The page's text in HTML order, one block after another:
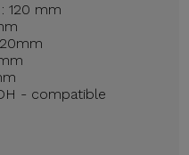
120 mm
- compatible